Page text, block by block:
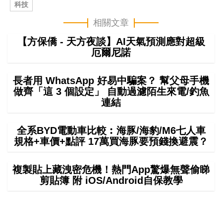
科技
相關文章
【方保僑 - 天方夜談】AI天氣預測應對超級
厄爾尼諾
長者用 WhatsApp 好易中騙案？ 幫父母手機
做齊「這 3 個設定」 自動過濾陌生來電/釣魚
連結
全系BYD電動車比較︰海豚/海豹/M6七人車
規格+車價+點評 17萬買海豚要預錢換避震？
複製貼上藏洩密危機！熱門App驚爆無聲偷睇
剪貼簿 附 iOS/Android自保教學